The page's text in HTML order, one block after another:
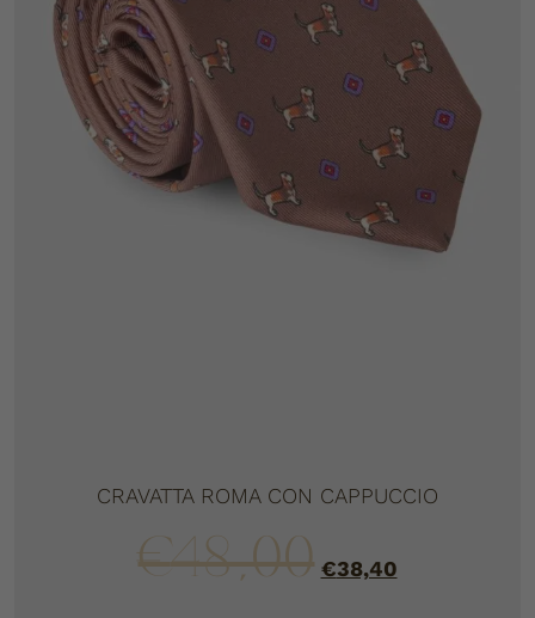
CRAVATTA ROMA CON CAPPUCCIO
€48,00 €38,40